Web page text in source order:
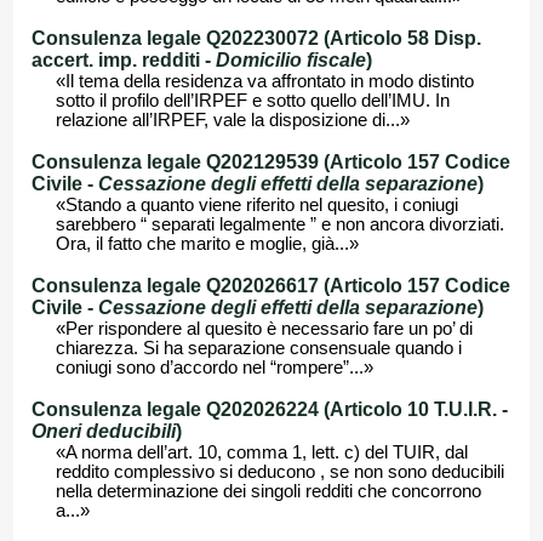
Consulenza legale Q202230072 (Articolo 58 Disp.
accert. imp. redditi - Domicilio fiscale)
«Il tema della residenza va affrontato in modo distinto
sotto il profilo dell’IRPEF e sotto quello dell’IMU. In
relazione all’IRPEF, vale la disposizione di...»
Consulenza legale Q202129539 (Articolo 157 Codice
Civile - Cessazione degli effetti della separazione)
«Stando a quanto viene riferito nel quesito, i coniugi
sarebbero “ separati legalmente ” e non ancora divorziati.
Ora, il fatto che marito e moglie, già...»
Consulenza legale Q202026617 (Articolo 157 Codice
Civile - Cessazione degli effetti della separazione)
«Per rispondere al quesito è necessario fare un po’ di
chiarezza. Si ha separazione consensuale quando i
coniugi sono d’accordo nel “rompere”...»
Consulenza legale Q202026224 (Articolo 10 T.U.I.R. -
Oneri deducibili)
«A norma dell’art. 10, comma 1, lett. c) del TUIR, dal
reddito complessivo si deducono , se non sono deducibili
nella determinazione dei singoli redditi che concorrono
a...»